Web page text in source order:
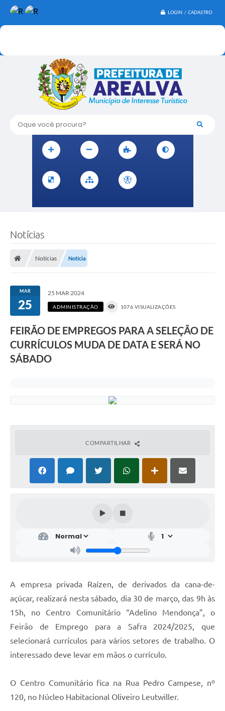
LOGIN / CADASTRO
Oque você procura?
Notícias
Notícias Notícia
MAR
25
25 MAR 2024
ADMINISTRAÇÃO 1076 VISUALIZAÇÕES
FEIRÃO DE EMPREGOS PARA A SELEÇÃO DE
CURRÍCULOS MUDA DE DATA E SERÁ NO
SÁBADO
COMPARTILHAR
A empresa privada Raízen, de derivados da cana-de-
açúcar, realizará nesta sábado, dia 30 de março, das 9h às
15h, no Centro Comunitário “Adelino Mendonça”, o
Feirão de Emprego para a Safra 2024/2025, que
selecionará currículos para vários setores de trabalho. O
interessado deve levar em mãos o currículo.
O Centro Comunitário fica na Rua Pedro Campese, nº
120, no Núcleo Habitacional Oliveiro Leutwiller.